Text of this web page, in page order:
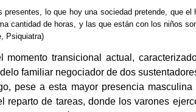
lo que hoy una sociedad pretende, que
cantidad de horas, y las que están con los niños
Psiquiatra)
transicional actual,
familiar negociador de dos
pese a esta mayor presencia
de tareas, donde los varones